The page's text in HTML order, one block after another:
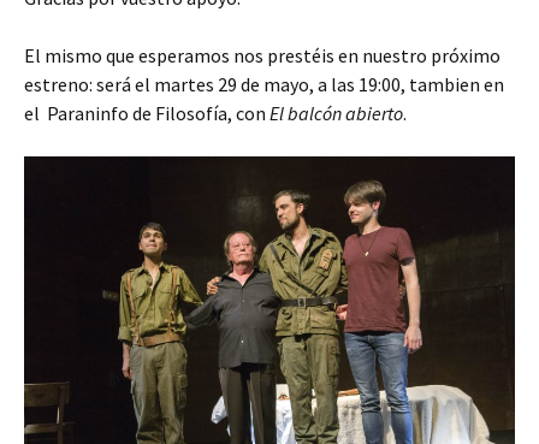
El mismo que esperamos nos prestéis en nuestro próximo
estreno: será el martes 29 de mayo, a las 19:00, tambien en
el Paraninfo de Filosofía, con El balcón abierto.